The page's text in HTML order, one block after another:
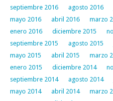
septiembre 2016
agosto 2016
mayo 2016
abril 2016 marzo
enero 2016
diciembre 2015
septiembre 2015
agosto 2015
mayo 2015
abril 2015 marzo
enero 2015
diciembre 2014
septiembre 2014
agosto 2014
mayo 2014
abril 2014 marzo